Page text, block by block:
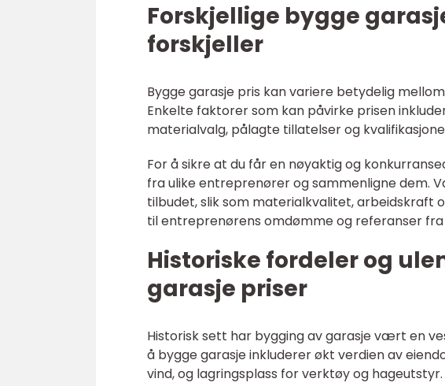
Forskjellige bygge
forskjeller
Bygge garasje pris kan variere betydelig
Enkelte faktorer som kan påvirke prisen
materialvalg, pålagte tillatelser og
For å sikre at du får en nøyaktig og
fra ulike entreprenører og sammenligne dem.
tilbudet, slik som materialkvalitet, arbeidskraft
til entreprenørens omdømme og referanser fra
Historiske fordeler og
garasje priser
Historisk sett har bygging av garasje vært en
å bygge garasje inkluderer økt verdien av
vind, og lagringsplass for verktøy og hageutstyr.